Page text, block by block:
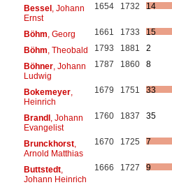
Bessel, Johann
Ernst
1654 1732 14
Böhm , Georg 1661 1733
15
Böhm , Theobald 1793 1881
2
Böhner, Johann
Ludwig
1787 1860 8
Bokemeyer,
Heinrich
1679 1751 33
Brandl, Johann
Evangelist
1760 1837 35
Brunckhorst,
Arnold Matthias
1670 1725 7
Buttstedt,
Johann Heinrich
1666 1727 9